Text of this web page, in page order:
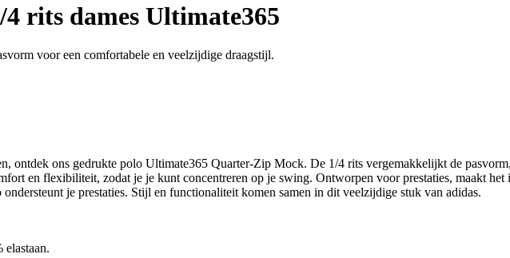
4 rits dames Ultimate365
voor een comfortabele en veelzijdige draagstijl.
ontdek ons gedrukte polo Ultimate365 Quarter-Zip Mock. De 1/4 rits vergemakkelijkt de
en flexibiliteit, zodat je je kunt concentreren op je swing. Ontworpen voor prestaties, maakt
ondersteunt je prestaties. Stijl en functionaliteit komen samen in dit veelzijdige stuk van adidas.